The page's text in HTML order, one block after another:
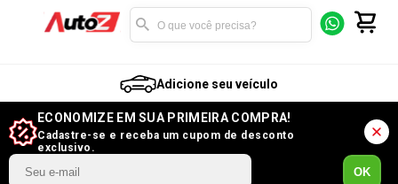
Adicione seu veículo
ECONOMIZE EM SUA PRIMEIRA COMPRA!
Cadastre-se e receba um cupom de desconto
exclusivo.
OK